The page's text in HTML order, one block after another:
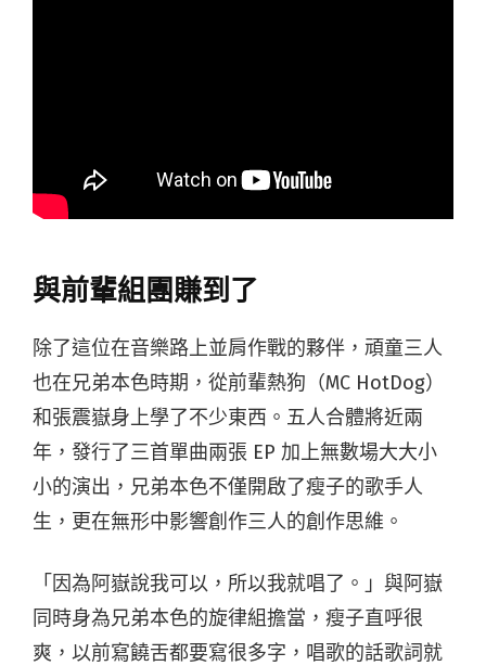
與前輩組團賺到了
除了這位在音樂路上並肩作戰的夥伴，頑童三人
也在兄弟本色時期，從前輩熱狗（MC HotDog）
和張震嶽身上學了不少東西。五人合體將近兩
年，發行了三首單曲兩張 EP 加上無數場大大小
小的演出，兄弟本色不僅開啟了瘦子的歌手人
生，更在無形中影響創作三人的創作思維。
「因為阿嶽說我可以，所以我就唱了。」與阿嶽
同時身為兄弟本色的旋律組擔當，瘦子直呼很
爽，以前寫饒舌都要寫很多字，唱歌的話歌詞就